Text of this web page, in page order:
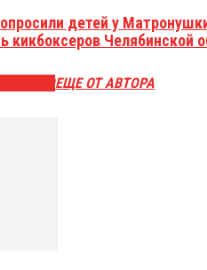
детей у
кикбоксеров Челябинской
ЕЩЕ ОТ АВТОРА